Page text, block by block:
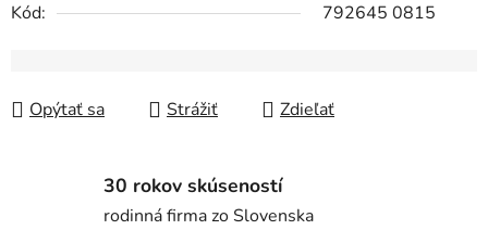
Kód:
792645 0815
Opýtať sa Strážiť Zdieľať
30 rokov skúseností
rodinná firma zo Slovenska